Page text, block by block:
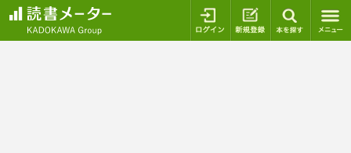
ログイン 新規登録